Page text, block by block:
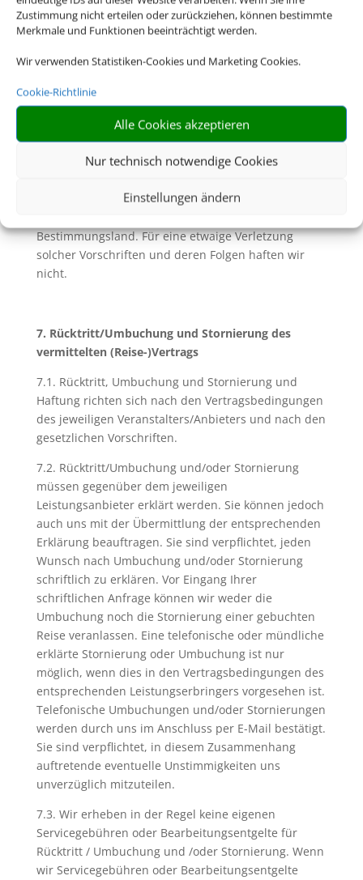
Zustimmung nicht erteilen oder zurückziehen, können bestimmte
Merkmale und Funktionen beeinträchtigt werden.
Wir verwenden Statistiken-Cookies und Marketing Cookies.
Cookie-Richtlinie
Alle Cookies akzeptieren
Nur technisch notwendige Cookies
Einstellungen ändern
Bestimmungslandes, sowie die ungefähren Fristen
der Erlangung von Visa sowie
gesundheitspolizeiliche Formalitäten unterrichtet.
6.2. Soweit mit Ihnen nicht ausdrücklich vereinbart,
sind Sie für die Einhaltung dieser Pass- und
Visumserfordernisse sowie der
gesundheitspolizeilichen Formalitäten und aller
weiteren für die Durchführung der Reise geltenden
verantwortlich. Dazu gehört insbesondere die
Bestimmungsland. Für eine etwaige Verletzung
solcher Vorschriften und deren Folgen haften wir
nicht.
7. Rücktritt/Umbuchung und Stornierung des
vermittelten (Reise-)Vertrags
7.1. Rücktritt, Umbuchung und Stornierung und
Haftung richten sich nach den Vertragsbedingungen
des jeweiligen Veranstalters/Anbieters und nach den
gesetzlichen Vorschriften.
7.2. Rücktritt/Umbuchung und/oder Stornierung
müssen gegenüber dem jeweiligen
Leistungsanbieter erklärt werden. Sie können jedoch
auch uns mit der Übermittlung der entsprechenden
Erklärung beauftragen. Sie sind verpflichtet, jeden
Wunsch nach Umbuchung und/oder Stornierung
schriftlich zu erklären. Vor Eingang Ihrer
schriftlichen Anfrage können wir weder die
Umbuchung noch die Stornierung einer gebuchten
Reise veranlassen. Eine telefonische oder mündliche
erklärte Stornierung oder Umbuchung ist nur
möglich, wenn dies in den Vertragsbedingungen des
entsprechenden Leistungserbringers vorgesehen ist.
Telefonische Umbuchungen und/oder Stornierungen
werden durch uns im Anschluss per E-Mail bestätigt.
Sie sind verpflichtet, in diesem Zusammenhang
auftretende eventuelle Unstimmigkeiten uns
unverzüglich mitzuteilen.
7.3. Wir erheben in der Regel keine eigenen
Servicegebühren oder Bearbeitungsentgelte für
Rücktritt / Umbuchung und /oder Stornierung. Wenn
wir Servicegebühren oder Bearbeitungsentgelte